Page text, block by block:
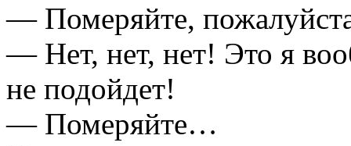
― Померяйте,
― Нет, нет, нет! Это я
не подойдет!
― Померяйте…